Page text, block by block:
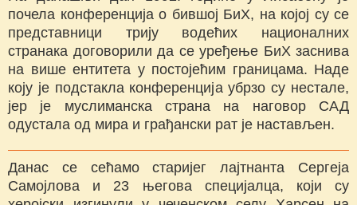
почела конференција о бившој БиХ, на којој су се
представници трију водећих националних
странака договорили да се уређење БиХ заснива
на више ентитета у постојећим границама. Наде
коју је подстакла конференција убрзо су нестале,
јер је муслиманска страна на наговор САД
одустала од мира и грађански рат је настављен.
Данас се сећамо старијег лајтнанта Сергеја
Самојлова и 23 његова специјалца, који су